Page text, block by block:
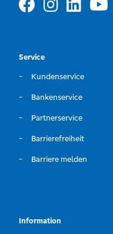
Service
Kundenservice
Bankenservice
Partnerservice
Barrierefreiheit
Barriere melden
Information